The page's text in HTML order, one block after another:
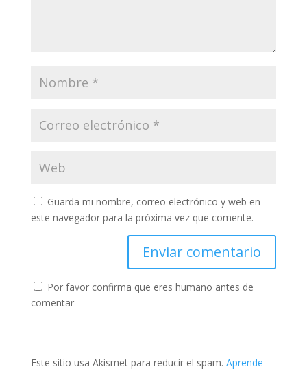
Guarda mi nombre, correo electrónico y web en
este navegador para la próxima vez que comente.
Por favor confirma que eres humano antes de
comentar
Este sitio usa Akismet para reducir el spam. Aprende